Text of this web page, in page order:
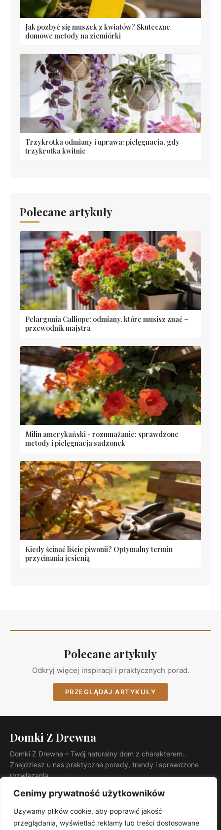
Cenimy prywatność użytkowników
Używamy plików cookie, aby poprawić jakość
przeglądania, wyświetlać reklamy lub treści dostosowane
Jak pozbyć się muszek z kwiatów? Skuteczne
domowe metody na ziemiórki
Trzykrotka odmiany i uprawa: pielęgnacja, gdy
trzykrotka kwitnie
Polecane artykuły
Pelargonia Calliope: odmiany, które musisz znać –
przewodnik majstra
Milin amerykański - rozmnażanie: sprawdzone
metody i pielęgnacja sadzonek
Kiedy ścinać liście piwonii? Optymalny termin
przycinania jesienią
Polecane artykuły
Odkryj więcej inspiracji i praktycznych porad.
PRZEGLĄDAJ ARTYKUŁY
Domki Z Drewna
Domki Z Drewna – Twój naturalny dom z charakterem..
Znajdziesz u nas praktyczne porady, trendy i sprawdzone
rozwiązania.
INFORMACJE